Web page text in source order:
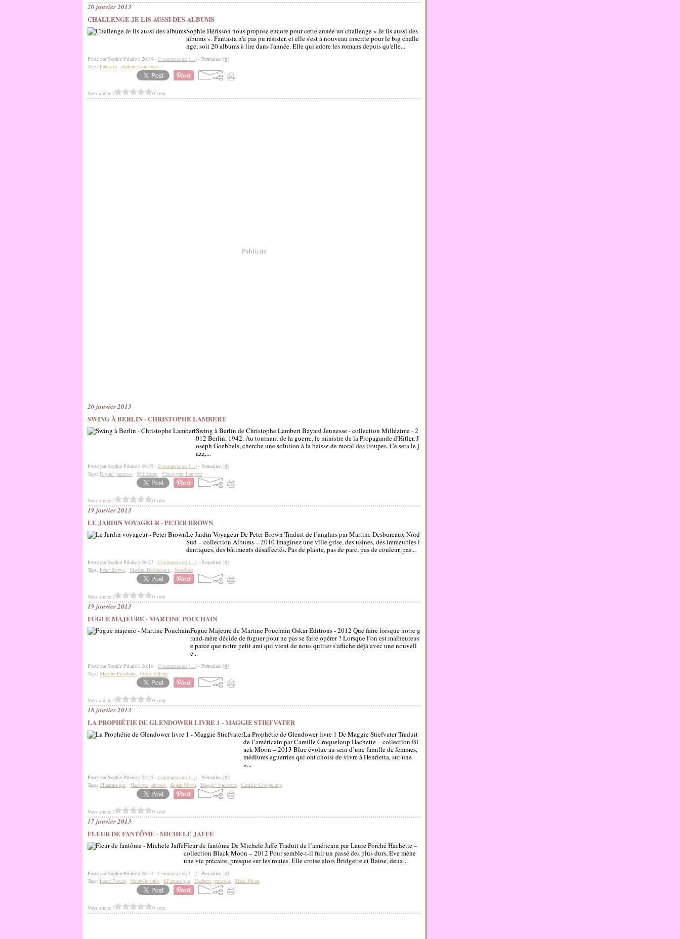
20 janvier 2013
CHALLENGE JE LIS AUSSI DES ALBUMS
Sophie Hérisson nous propose encore pour cette année un challenge « Je lis aussi des
albums ». Fantasia n'a pas pu résister, et elle s'est à nouveau inscrite pour le big challe
nge, soit 20 albums à lire dans l'année. Elle qui adore les romans depuis qu'elle...
Posté par Sophie Pilaire à 20:39 - Commentaires […] - Permalien [#]
Tags: Fantasia, challenge-tag-swap
Vous aimez ? 0 vote
Publicité
20 janvier 2013
SWING À BERLIN - CHRISTOPHE LAMBERT
Swing à Berlin de Christophe Lambert Bayard Jeunesse - collection Millézime - 2
012 Berlin, 1942. Au tournant de la guerre, le ministre de la Propagande d'Hitler, J
oseph Goebbels, cherche une solution à la baisse de moral des troupes. Ce sera le j
azz,...
Posté par Sophie Pilaire à 06:35 - Commentaires […] - Permalien [#]
Tags: Bayard jeunesse, Millézime, Christophe Lambert
Vous aimez ? 0 vote
19 janvier 2013
LE JARDIN VOYAGEUR - PETER BROWN
Le Jardin Voyageur De Peter Brown Traduit de l’anglais par Martine Desbureaux Nord
Sud – collection Albums – 2010 Imaginez une ville grise, des usines, des immeubles i
dentiques, des bâtiments désaffectés. Pas de plante, pas de parc, pas de couleur, pas...
Posté par Sophie Pilaire à 06:27 - Commentaires […] - Permalien [#]
Tags: Peter Brown, Martine Desbureaux, NordSud
Vous aimez ? 0 vote
19 janvier 2013
FUGUE MAJEURE - MARTINE POUCHAIN
Fugue Majeure de Martine Pouchain Oskar Editions - 2012 Que faire lorsque notre g
rand-mère décide de fuguer pour ne pas se faire opérer ? Lorsque l’on est malheureus
e parce que notre petit ami qui vient de nous quitter s’affiche déjà avec une nouvell
e...
Posté par Sophie Pilaire à 06:16 - Commentaires […] - Permalien [#]
Tags: Martine Pouchain, Oskar Editeur
Vous aimez ? 0 vote
18 janvier 2013
LA PROPHÉTIE DE GLENDOWER LIVRE 1 - MAGGIE STIEFVATER
La Prophétie de Glendower livre 1 De Maggie Stiefvater Traduit
de l’américain par Camille Croqueloup Hachette – collection Bl
ack Moon – 2013 Blue évolue au sein d’une famille de femmes,
médiums aguerries qui ont choisi de vivre à Henrietta, sur une
«...
Posté par Sophie Pilaire à 05:45 - Commentaires […] - Permalien [#]
Tags: SFantastique, Hachette jeunesse, Black Moon, Maggie Stiefvater, Camille Croqueloup
Vous aimez ? 0 vote
17 janvier 2013
FLEUR DE FANTÔME - MICHELE JAFFE
Fleur de fantôme De Michele Jaffe Traduit de l’américain par Laure Porché Hachette –
collection Black Moon – 2012 Pour semble-t-il fuir un passé des plus durs, Eve mène
une vie précaire, presque sur les routes. Elle croise alors Bridgette et Baine, deux...
Posté par Sophie Pilaire à 06:37 - Commentaires […] - Permalien [#]
Tags: Laure Porché, Michelle Jaffe, SFantastique, Hachette jeunesse, Black Moon
Vous aimez ? 0 vote